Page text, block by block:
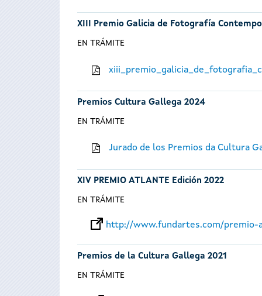
XIII Premio Galicia de Fotografía
EN TRÁMITE
Premios Cultura Gallega 2024
EN TRÁMITE
Jurado de los Premios da Cultura
XIV PREMIO ATLANTE Edición 2022
EN TRÁMITE
http://www.fundartes.com/premio-
Premios de la Cultura Gallega 2021
EN TRÁMITE